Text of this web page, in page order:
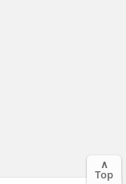
∧
Top